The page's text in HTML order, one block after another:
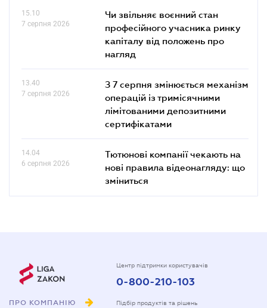
15.10
7 серпня 2026
Чи звільняє воєнний стан
професійного учасника ринку
капіталу від положень про
нагляд
13.40
7 серпня 2026
З 7 серпня змінюється механізм
операцій із тримісячними
лімітованими депозитними
сертифікатами
14.04
6 серпня 2026
Тютюнові компанії чекають на
нові правила відеонагляду: що
зміниться
ПРО КОМПАНІЮ
Центр підтримки користувачів
0-800-210-103
Підбір продуктів та рішень